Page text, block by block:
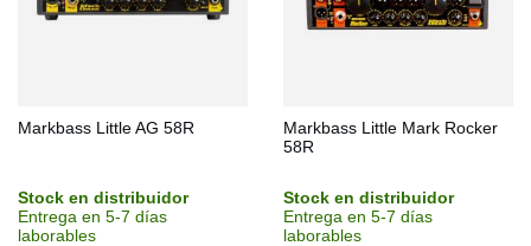
Markbass Little AG 58R
Stock en distribuidor
Entrega en 5-7 días
laborables
Markbass Little Mark Rocker
58R
Stock en distribuidor
Entrega en 5-7 días
laborables